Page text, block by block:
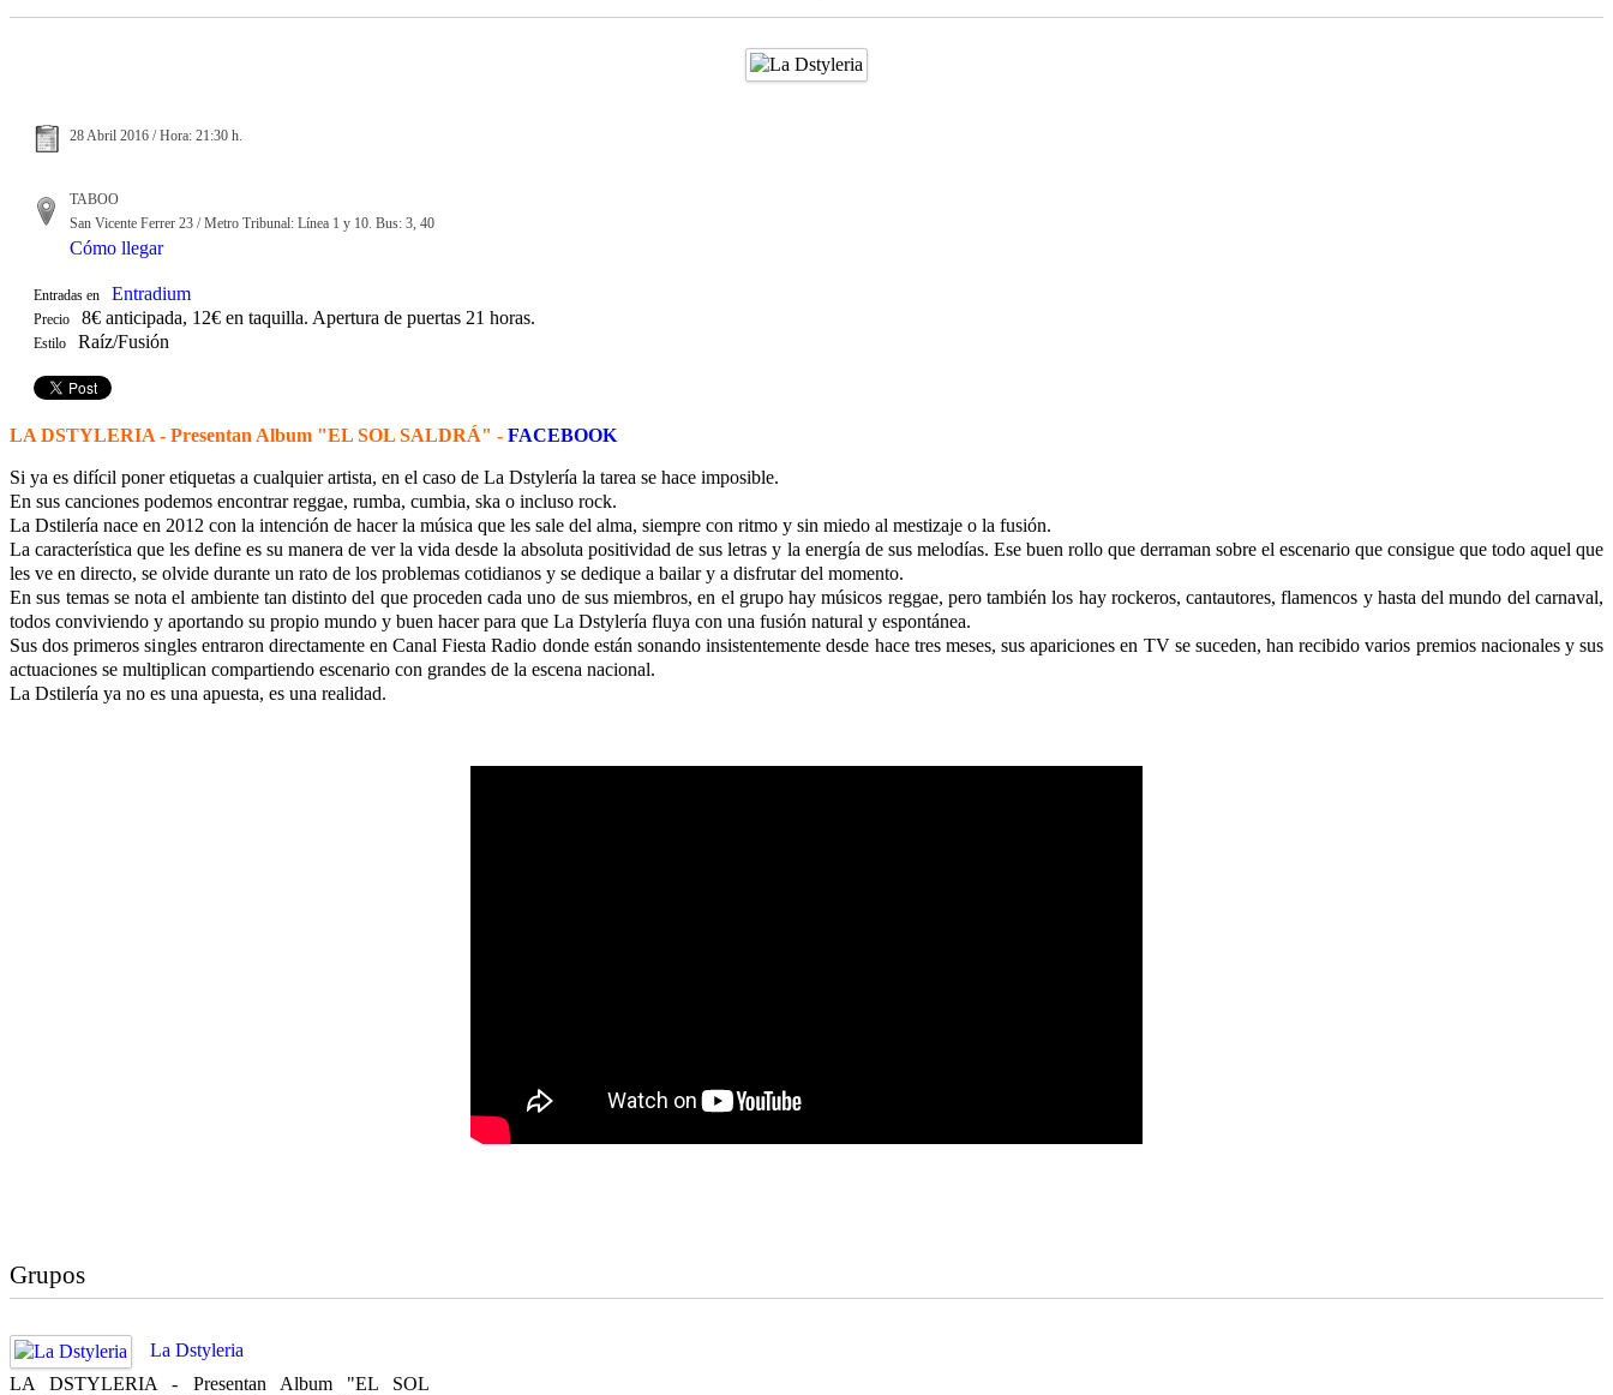
28 Abril 2016 / Hora: 21:30 h.
TABOO
San Vicente Ferrer 23 / Metro Tribunal: Línea 1 y 10. Bus: 3, 40
Cómo llegar
Entradas en Entradium
Precio 8€ anticipada, 12€ en taquilla. Apertura de puertas 21 horas.
Estilo Raíz/Fusión
LA DSTYLERIA - Presentan Album "EL SOL SALDRÁ" - FACEBOOK
Si ya es difícil poner etiquetas a cualquier artista, en el caso de La Dstylería la tarea se hace imposible.
En sus canciones podemos encontrar reggae, rumba, cumbia, ska o incluso rock.
La Dstilería nace en 2012 con la intención de hacer la música que les sale del alma, siempre con ritmo y sin miedo al mestizaje o la fusión.
La característica que les define es su manera de ver la vida desde la absoluta positividad de sus letras y la energía de sus melodías. Ese buen rollo que derraman sobre el escenario que consigue que todo aquel que
les ve en directo, se olvide durante un rato de los problemas cotidianos y se dedique a bailar y a disfrutar del momento.
En sus temas se nota el ambiente tan distinto del que proceden cada uno de sus miembros, en el grupo hay músicos reggae, pero también los hay rockeros, cantautores, flamencos y hasta del mundo del carnaval,
todos conviviendo y aportando su propio mundo y buen hacer para que La Dstylería fluya con una fusión natural y espontánea.
Sus dos primeros singles entraron directamente en Canal Fiesta Radio donde están sonando insistentemente desde hace tres meses, sus apariciones en TV se suceden, han recibido varios premios nacionales y sus
actuaciones se multiplican compartiendo escenario con grandes de la escena nacional.
La Dstilería ya no es una apuesta, es una realidad.
Grupos
La Dstyleria
LA DSTYLERIA - Presentan Album "EL SOL